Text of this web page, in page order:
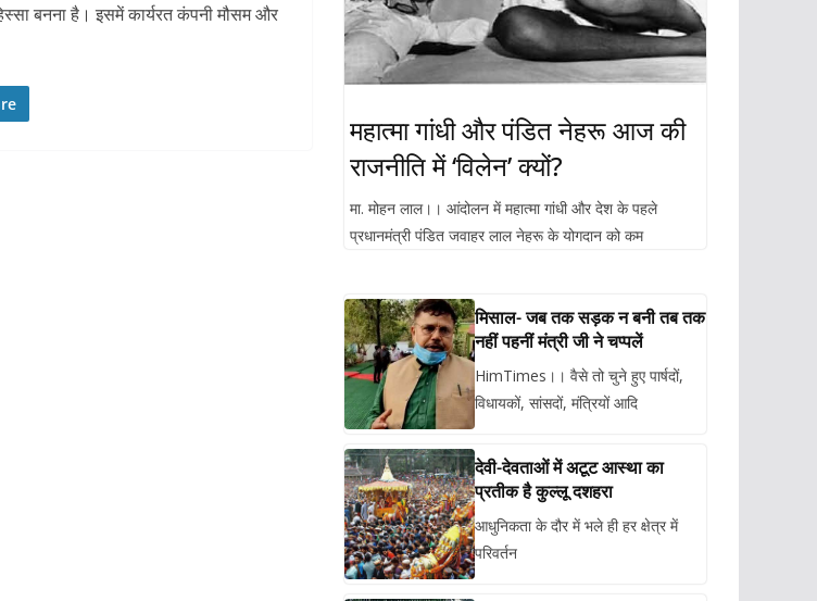
बनना है। इसमें कार्यरत कंपनी मौसम और
महात्मा गांधी और पंडित नेहरू आज की
राजनीति में ‘विलेन’ क्यों?
मा. मोहन लाल।। आंदोलन में महात्मा गांधी और देश के पहले
प्रधानमंत्री पंडित जवाहर लाल नेहरू के योगदान को कम
मिसाल- जब तक सड़क न बनी तब तक
नहीं पहनीं मंत्री जी ने चप्पलें
HimTimes।। वैसे तो चुने हुए पार्षदों,
विधायकों, सांसदों, मंत्रियों आदि
देवी-देवताओं में अटूट आस्था का
प्रतीक है कुल्लू दशहरा
आधुनिकता के दौर में भले ही हर क्षेत्र में
परिवर्तन